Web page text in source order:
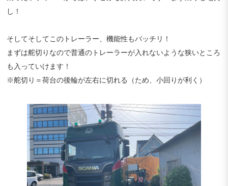
し！
そしてそしてこのトレーラー、機能性もバッチリ！
まずは舵切りなので普通のトレーラーが入れないような狭いところ
も入っていけます！
※舵切り＝荷台の後輪が左右に切れる（ため、小回りが利く）